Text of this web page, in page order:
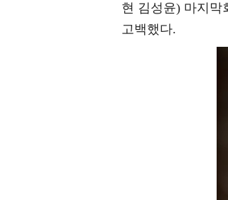
현 김성윤) 마지막
고백했다.